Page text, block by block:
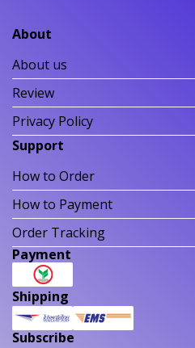
About
About us
Review
Privacy Policy
Support
How to Order
How to Payment
Order Tracking
Payment
Shipping
Subscribe